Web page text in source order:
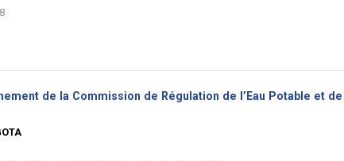
de la Commission de Régulation de l’Eau Potable et